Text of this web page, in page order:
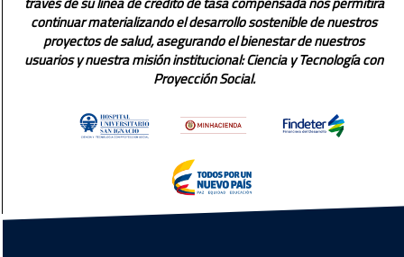
continuar materializando el desarrollo sostenible de nuestros
proyectos de salud, asegurando el bienestar de nuestros
usuarios y nuestra misión institucional: Ciencia y Tecnología con
Proyección Social.